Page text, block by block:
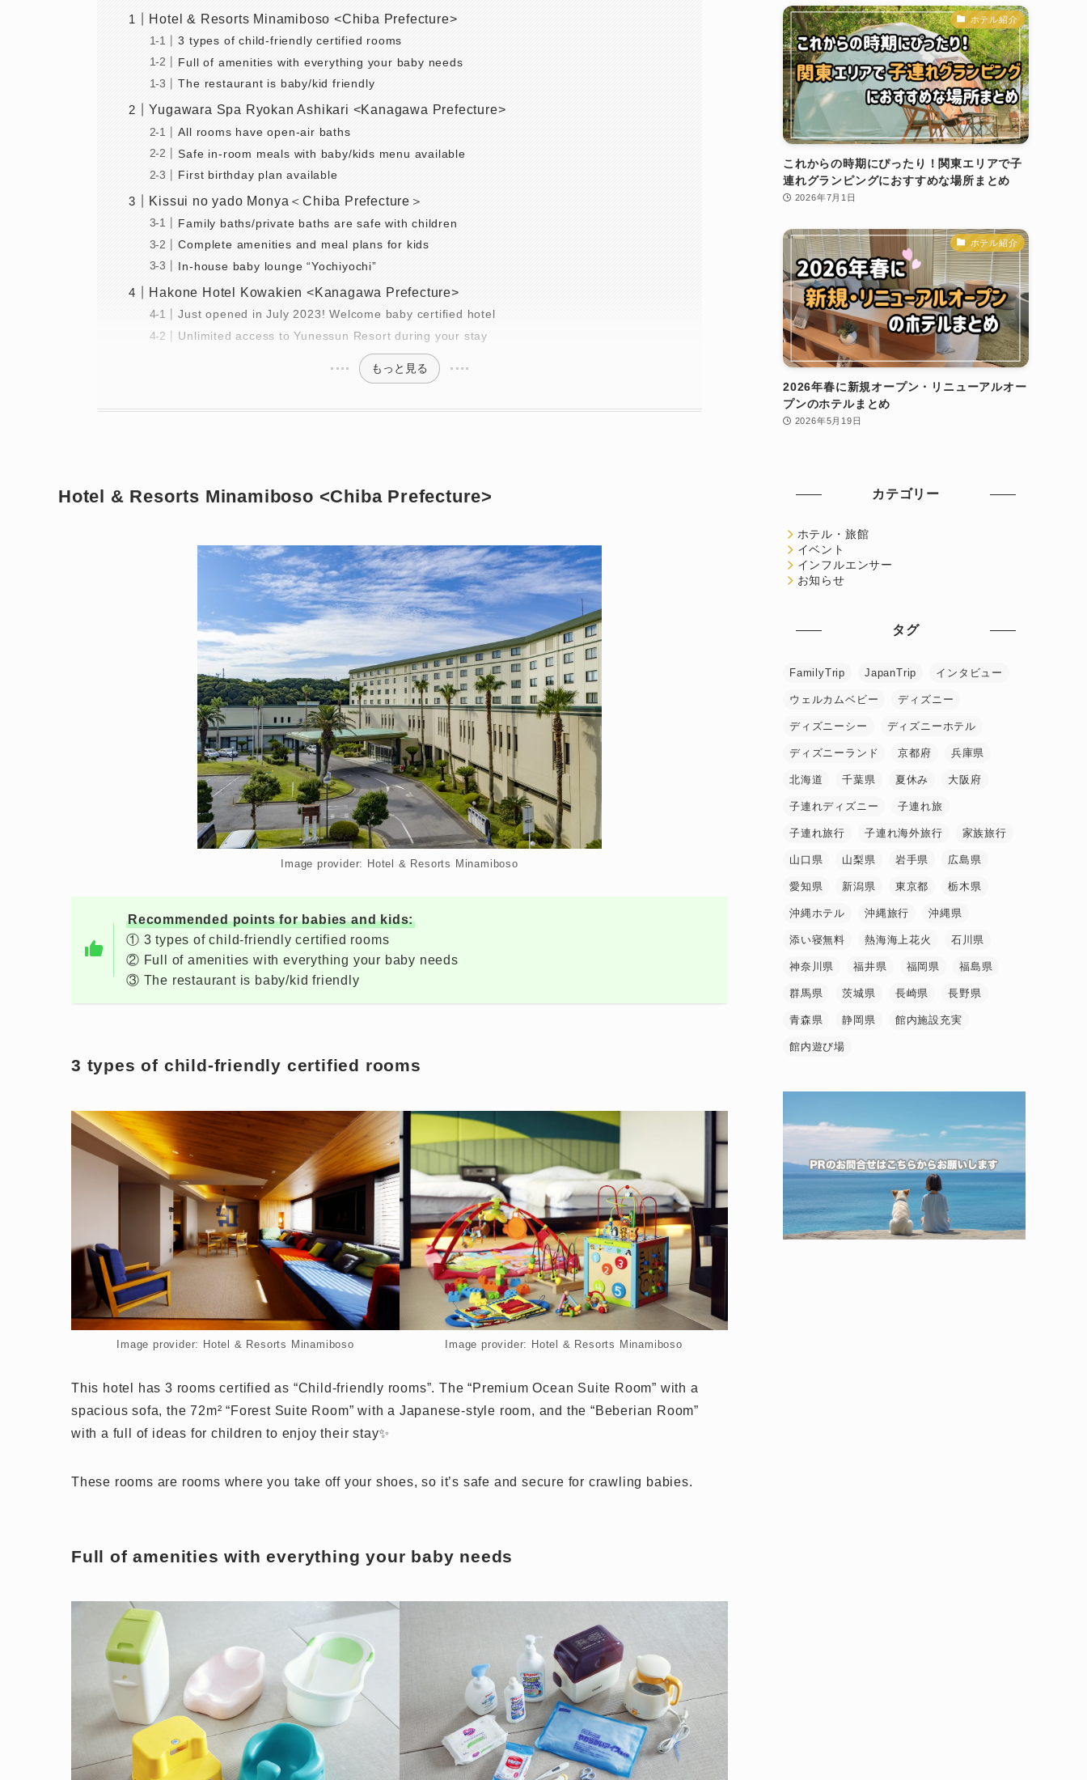
Hotel & Resorts Minamiboso <Chiba Prefecture>
3 types of child-friendly certified rooms
Full of amenities with everything your baby needs
The restaurant is baby/kid friendly
Yugawara Spa Ryokan Ashikari <Kanagawa Prefecture>
All rooms have open-air baths
Safe in-room meals with baby/kids menu available
First birthday plan available
Kissui no yado Monya＜Chiba Prefecture＞
Family baths/private baths are safe with children
Complete amenities and meal plans for kids
In-house baby lounge “Yochiyochi”
Hakone Hotel Kowakien <Kanagawa Prefecture>
Just opened in July 2023! Welcome baby certified hotel
Unlimited access to Yunessun Resort during your stay
もっと見る
Hotel & Resorts Minamiboso <Chiba Prefecture>
Image provider: Hotel & Resorts Minamiboso
Recommended points for babies and kids:
① 3 types of child-friendly certified rooms
② Full of amenities with everything your baby needs
③ The restaurant is baby/kid friendly
3 types of child-friendly certified rooms
Image provider: Hotel & Resorts Minamiboso Image provider: Hotel & Resorts Minamiboso
This hotel has 3 rooms certified as “Child-friendly rooms”. The “Premium Ocean Suite Room” with a
spacious sofa, the 72m² “Forest Suite Room” with a Japanese-style room, and the “Beberian Room”
with a full of ideas for children to enjoy their stay✨
These rooms are rooms where you take off your shoes, so it’s safe and secure for crawling babies.
Full of amenities with everything your baby needs
ホテル紹介
これからの時期にぴったり！関東エリアで子
連れグランピングにおすすめな場所まとめ
2026年7月1日
ホテル紹介
2026年春に新規オープン・リニューアルオー
プンのホテルまとめ
2026年5月19日
カテゴリー
ホテル・旅館
イベント
インフルエンサー
お知らせ
タグ
FamilyTrip JapanTrip インタビュー
ウェルカムベビー ディズニー
ディズニーシー ディズニーホテル
ディズニーランド 京都府 兵庫県
北海道 千葉県 夏休み 大阪府
子連れディズニー 子連れ旅
子連れ旅行 子連れ海外旅行 家族旅行
山口県 山梨県 岩手県 広島県
愛知県 新潟県 東京都 栃木県
沖縄ホテル 沖縄旅行 沖縄県
添い寝無料 熱海海上花火 石川県
神奈川県 福井県 福岡県 福島県
群馬県 茨城県 長崎県 長野県
青森県 静岡県 館内施設充実
館内遊び場